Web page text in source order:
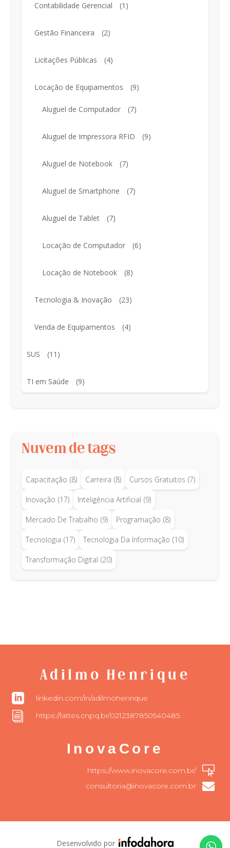
Contabilidade Gerencial (1)
Gestão Financeira (2)
Licitações Públicas (4)
Locação de Equipamentos (9)
Aluguel de Computador (7)
Aluguel de Impressora RFID (9)
Aluguel de Notebook (7)
Aluguel de Smartphone (7)
Aluguel de Tablet (7)
Locação de Computador (6)
Locação de Notebook (8)
Tecnologia & Inovação (23)
Venda de Equipamentos (4)
SUS (11)
TI em Saúde (9)
Nuvem de tags
Capacitação (8) Carreira (8) Cursos Gratuitos (7)
Inovação (17) Inteligência Artificial (9)
Mercado De Trabalho (9) Programação (8)
Tecnologia (17) Tecnologia Da Informação (10)
Transformação Digital (20)
Adilmo Henrique
 linkedin.com/in/adilmohenrique
i https://lattes.cnpq.br/0212387850540485
InovaCore

https://www.inovacore.com.br/

consultoria@inovacore.com.br
Desenvolvido por